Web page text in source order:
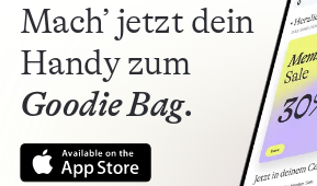
Mach’ jetzt dein
Handy zum
Goodie Bag.